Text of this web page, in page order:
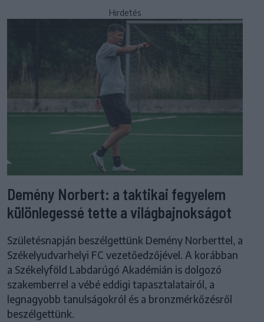
Hirdetés
Demény Norbert: a taktikai fegyelem
különlegessé tette a világbajnokságot
Születésnapján beszélgettünk Demény Norberttel, a
Székelyudvarhelyi FC vezetőedzőjével. A korábban
a Székelyföld Labdarúgó Akadémián is dolgozó
szakemberrel a vébé eddigi tapasztalatairól, a
legnagyobb tanulságokról és a bronzmérkőzésről
beszélgettünk.